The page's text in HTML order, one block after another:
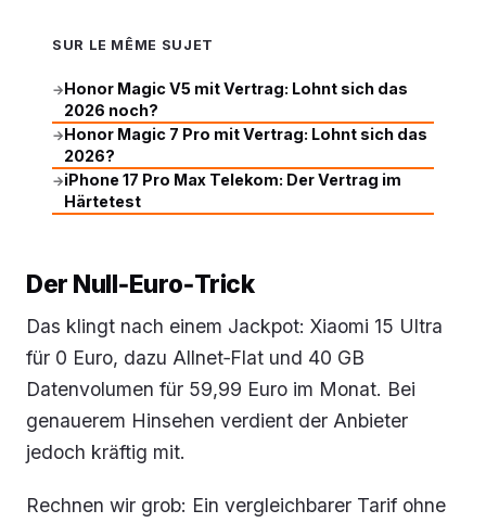
SUR LE MÊME SUJET
→Honor Magic V5 mit Vertrag: Lohnt sich das
2026 noch?
→Honor Magic 7 Pro mit Vertrag: Lohnt sich das
2026?
→iPhone 17 Pro Max Telekom: Der Vertrag im
Härtetest
Der Null‑Euro‑Trick
Das klingt nach einem Jackpot: Xiaomi 15 Ultra
für 0 Euro, dazu Allnet‑Flat und 40 GB
Datenvolumen für 59,99 Euro im Monat. Bei
genauerem Hinsehen verdient der Anbieter
jedoch kräftig mit.
Rechnen wir grob: Ein vergleichbarer Tarif ohne